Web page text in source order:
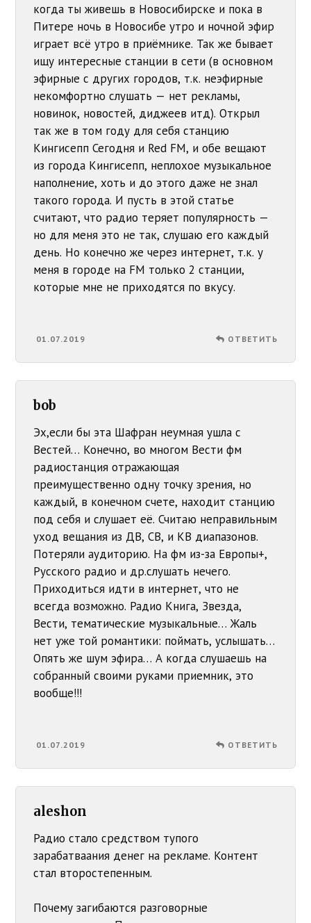
когда ты живешь в Новосибирске и пока в
Питере ночь в Новосибе утро и ночной эфир
играет всё утро в приёмнике. Так же бывает
ищу интересные станции в сети (в основном
эфирные с других городов, т.к. неэфирные
некомфортно слушать — нет рекламы,
новинок, новостей, диджеев итд). Открыл
так же в том году для себя станцию
Кингисепп Сегодня и Red FM, и обе вещают
из города Кингисепп, неплохое музыкальное
наполнение, хоть и до этого даже не знал
такого города. И пусть в этой статье
считают, что радио теряет популярность —
но для меня это не так, слушаю его каждый
день. Но конечно же через интернет, т.к. у
меня в городе на FM только 2 станции,
которые мне не приходятся по вкусу.
01.07.2019 ОТВЕТИТЬ
bob
Эх,если бы эта Шафран неумная ушла с
Вестей… Конечно, во многом Вести фм
радиостанция отражающая
преимущественно одну точку зрения, но
каждый, в конечном счете, находит станцию
под себя и слушает её. Считаю неправильным
уход вещания из ДВ, СВ, и КВ диапазонов.
Потеряли аудиторию. На фм из-за Европы+,
Русского радио и др.слушать нечего.
Приходиться идти в интернет, что не
всегда возможно. Радио Книга, Звезда,
Вести, тематические музыкальные… Жаль
нет уже той романтики: поймать, услышать…
Опять же шум эфира… А когда слушаешь на
собранный своими руками приемник, это
вообще!!!
01.07.2019 ОТВЕТИТЬ
aleshon
Радио стало средством тупого
зарабатваания денег на рекламе. Контент
стал второстепенным.
Почему загибаются разговорные